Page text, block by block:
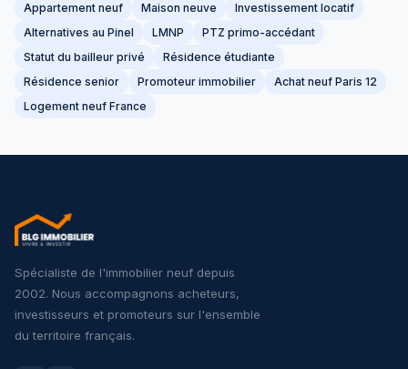
Appartement neuf
Maison neuve
Investissement locatif
Alternatives au Pinel
LMNP
PTZ primo-accédant
Statut du bailleur privé
Résidence étudiante
Résidence senior
Promoteur immobilier
Achat neuf Paris 12
Logement neuf France
Spécialiste de l'immobilier neuf depuis
2002. Nous accompagnons acheteurs,
investisseurs et promoteurs sur l'ensemble
du territoire français.